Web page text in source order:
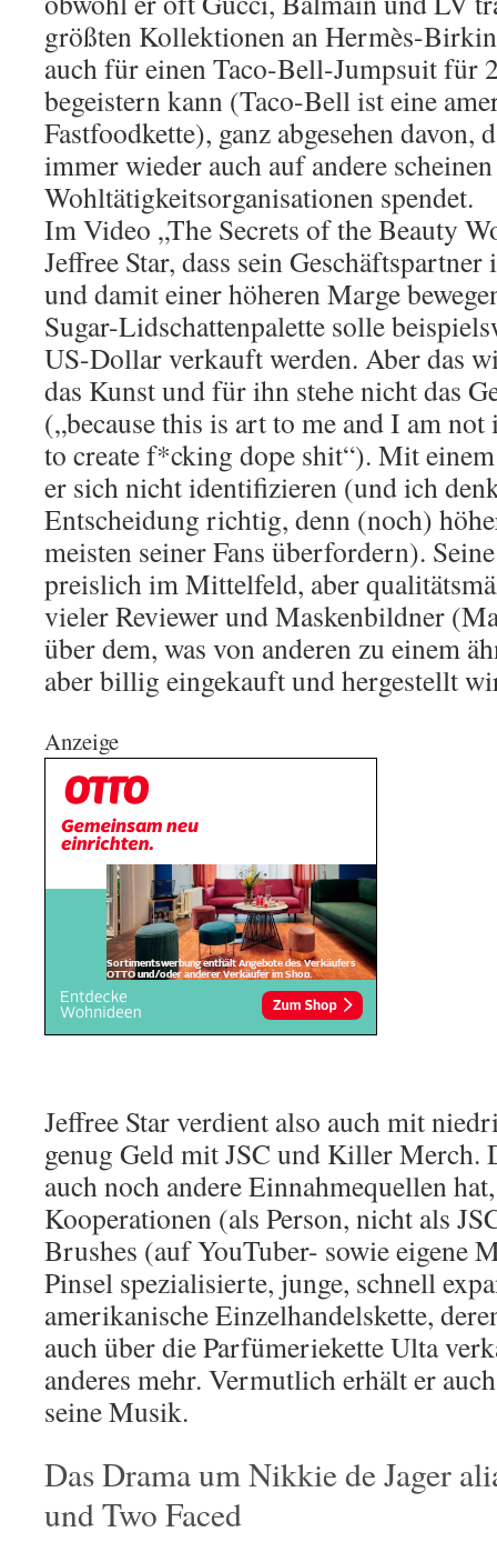
größten Kollektionen an Hermès-
auch für einen Taco-Bell-Jumpsuit für
begeistern kann (Taco-Bell ist eine
Fastfoodkette), ganz abgesehen davon,
immer wieder auch auf andere
Wohltätigkeitsorganisationen spendet.
Im Video „The Secrets of the Beauty
Jeffree Star, dass sein
und damit einer höheren Marge
Sugar-Lidschattenpalette solle
US-Dollar verkauft werden. Aber das
das Kunst und für ihn stehe nicht das
(„because this is art to me and I am
to create f*cking dope shit“). Mit
er sich nicht identifizieren (und ich
Entscheidung richtig, denn (noch)
meisten seiner Fans überfordern).
preislich im Mittelfeld, aber
vieler Reviewer und Maskenbildner
über dem, was von anderen zu einem
aber billig eingekauft und hergestellt
Anzeige
Jeffree Star verdient also auch mit
genug Geld mit JSC und Killer Merch.
auch noch andere Einnahmequellen
Kooperationen (als Person, nicht als
Brushes (auf YouTuber- sowie eigene
Pinsel spezialisierte, junge, schnell
amerikanische Einzelhandelskette,
auch über die Parfümeriekette Ulta
anderes mehr. Vermutlich erhält er
seine Musik.
Das Drama um Nikkie de Jager
und Two Faced